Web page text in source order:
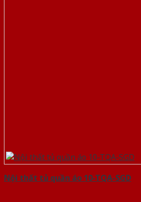
Nội thất tủ quần áo 10-TQA-SGD